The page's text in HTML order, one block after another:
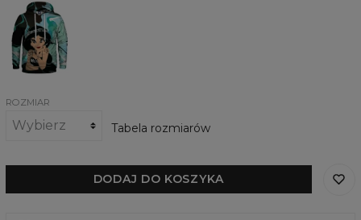
Damska
bluza
kapturem
Dark
Princess
ROZMIAR
Tabela rozmiarów
DODAJ DO KOSZYKA